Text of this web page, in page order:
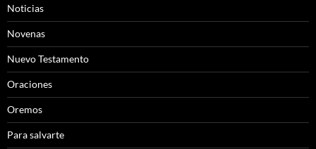
Noticias
Novenas
Nuevo Testamento
Oraciones
Oremos
Para salvarte